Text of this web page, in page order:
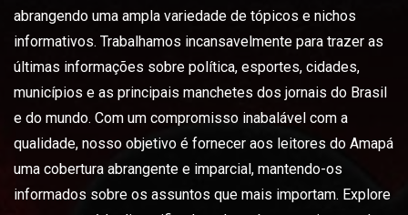
abrangendo uma ampla variedade de tópicos e nichos
informativos. Trabalhamos incansavelmente para trazer as
últimas informações sobre política, esportes, cidades,
municípios e as principais manchetes dos jornais do Brasil
e do mundo. Com um compromisso inabalável com a
qualidade, nosso objetivo é fornecer aos leitores do Amapá
uma cobertura abrangente e imparcial, mantendo-os
informados sobre os assuntos que mais importam. Explore